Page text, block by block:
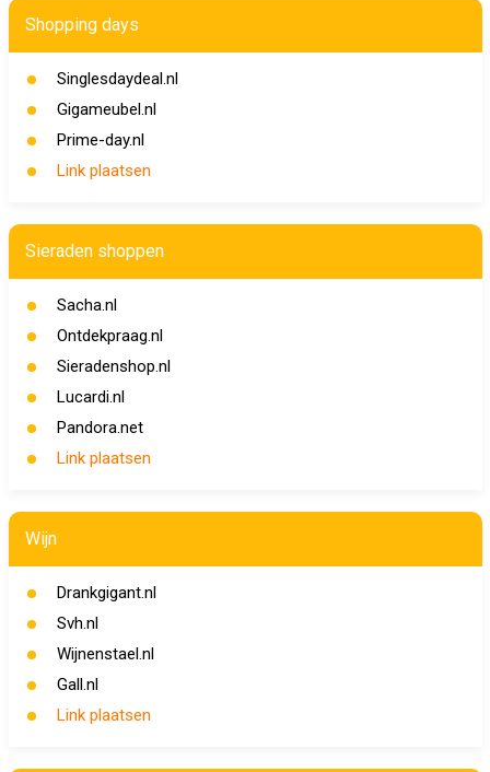
Shopping days
Singlesdaydeal.nl
Gigameubel.nl
Prime-day.nl
Link plaatsen
Sieraden shoppen
Sacha.nl
Ontdekpraag.nl
Sieradenshop.nl
Lucardi.nl
Pandora.net
Link plaatsen
Wijn
Drankgigant.nl
Svh.nl
Wijnenstael.nl
Gall.nl
Link plaatsen